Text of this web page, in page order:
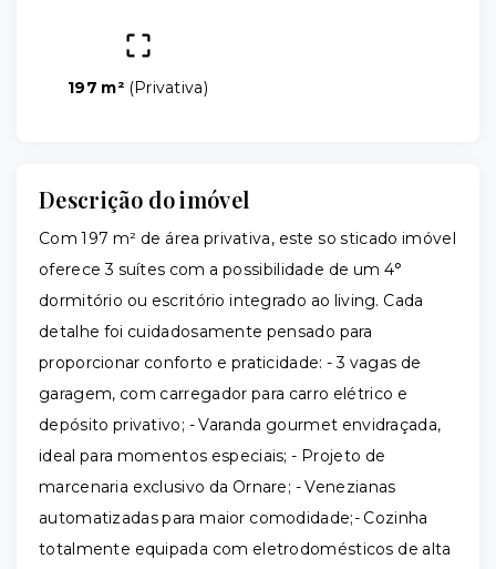
197 m² (Privativa)
Descrição do imóvel
Com 197 m² de área privativa, este so sticado imóvel
oferece 3 suítes com a possibilidade de um 4°
dormitório ou escritório integrado ao living. Cada
detalhe foi cuidadosamente pensado para
proporcionar conforto e praticidade: - 3 vagas de
garagem, com carregador para carro elétrico e
depósito privativo; - Varanda gourmet envidraçada,
ideal para momentos especiais; - Projeto de
marcenaria exclusivo da Ornare; - Venezianas
automatizadas para maior comodidade;- Cozinha
totalmente equipada com eletrodomésticos de alta